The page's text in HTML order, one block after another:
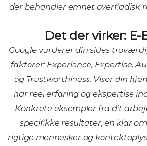
der behandler emnet overfladisk
Det der virker: E-
Google vurderer din sides
faktorer: Experience, Expertise,
og Trustworthiness. Viser din
har reel erfaring og ekspertise
Konkrete eksempler fra dit
specifikke resultater, en klar
rigtige mennesker og